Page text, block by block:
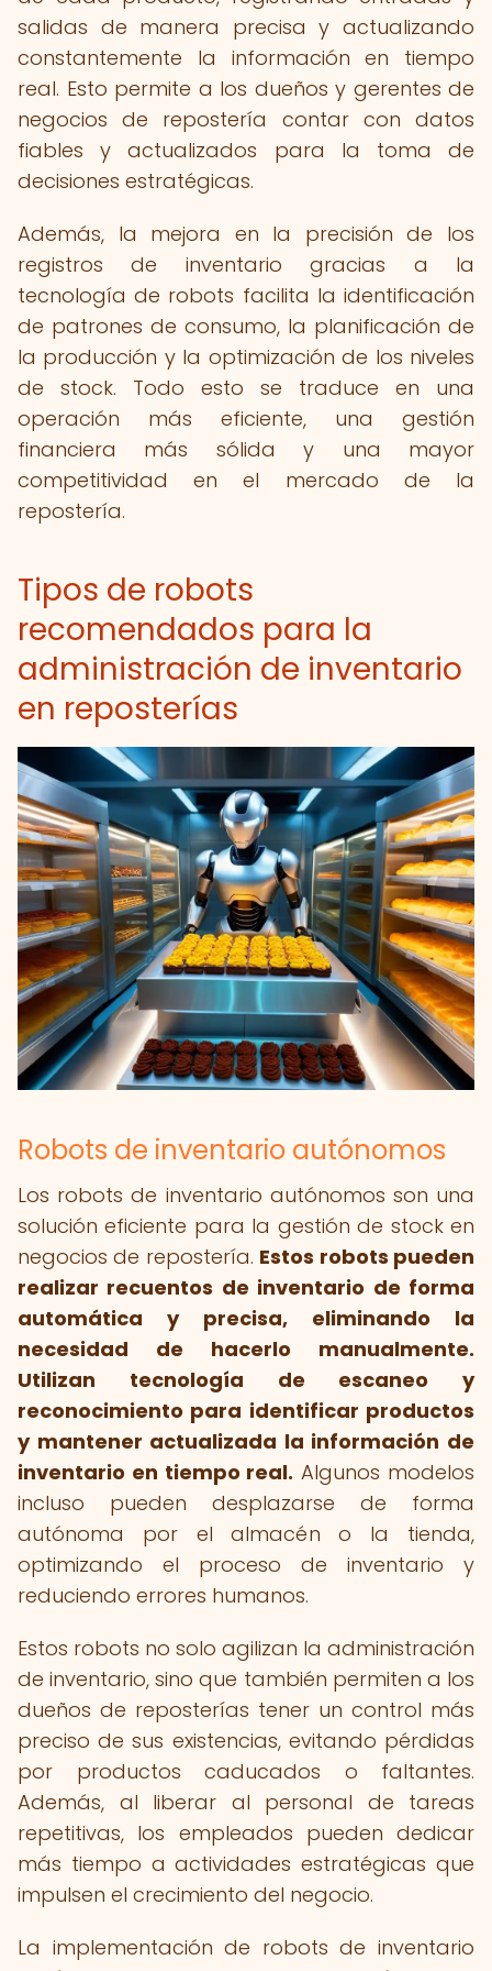
salidas de manera precisa y actualizando
constantemente la información en tiempo
real. Esto permite a los dueños y gerentes de
negocios de repostería contar con datos
fiables y actualizados para la toma de
decisiones estratégicas.
Además, la mejora en la precisión de los
registros de inventario gracias a la
tecnología de robots facilita la identificación
de patrones de consumo, la planificación de
la producción y la optimización de los niveles
de stock. Todo esto se traduce en una
operación más eficiente, una gestión
financiera más sólida y una mayor
competitividad en el mercado de la
repostería.
Tipos de robots
recomendados para la
administración de inventario
en reposterías
Robots de inventario autónomos
Los robots de inventario autónomos son una
solución eficiente para la gestión de stock en
negocios de repostería. Estos robots pueden
realizar recuentos de inventario de forma
automática y precisa, eliminando la
necesidad de hacerlo manualmente.
Utilizan tecnología de escaneo y
reconocimiento para identificar productos
y mantener actualizada la información de
inventario en tiempo real. Algunos modelos
incluso pueden desplazarse de forma
autónoma por el almacén o la tienda,
optimizando el proceso de inventario y
reduciendo errores humanos.
Estos robots no solo agilizan la administración
de inventario, sino que también permiten a los
dueños de reposterías tener un control más
preciso de sus existencias, evitando pérdidas
por productos caducados o faltantes.
Además, al liberar al personal de tareas
repetitivas, los empleados pueden dedicar
más tiempo a actividades estratégicas que
impulsen el crecimiento del negocio.
La implementación de robots de inventario